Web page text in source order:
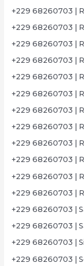
+229 68260703 |
+229 68260703 |
+229 68260703 |
+229 68260703 |
+229 68260703 |
+229 68260703 |
+229 68260703 |
+229 68260703 |
+229 68260703 |
+229 68260703 |
+229 68260703 |
+229 68260703 |
+229 68260703 |
+229 68260703 |
+229 68260703 |
+229 68260703 |